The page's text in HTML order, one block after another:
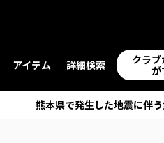
アイテム 詳細検索
クラブ
が
熊本県で発生した地震に伴